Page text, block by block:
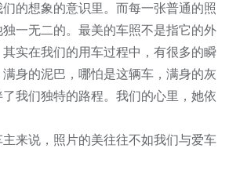
的想象的意识里。而每一张普通的照
一无二的。最美的车照不是指它的外
实在我们的用车过程中，有很多的瞬
身的泥巴，哪怕是这辆车，满身的灰
我们独特的路程。我们的心里，她依
来说，照片的美往往不如我们与爱车